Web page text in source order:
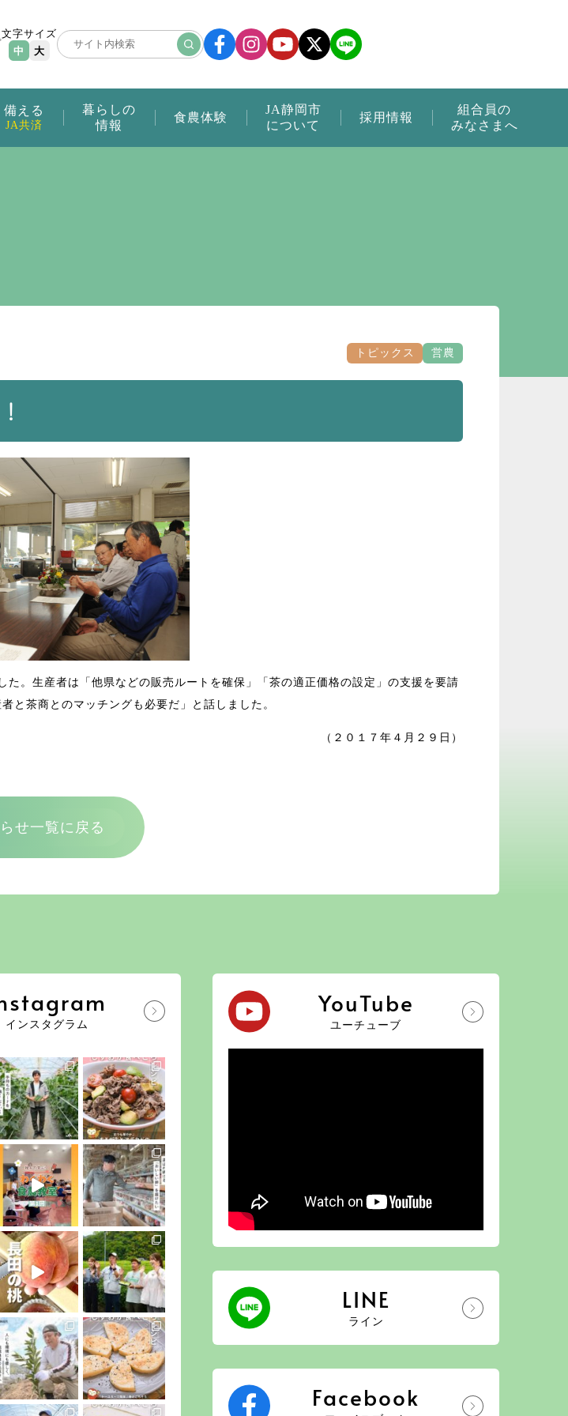
備える
JA共済
暮らしの
情報
食農体験
JA静岡市
について
採用情報
組合員の
みなさまへ
文字サイズ
中
大
トピックス 営農
。生産者は「他県などの販売ルートを確保」「茶の適正価格の設定」の支援を要請
と茶商とのマッチングも必要だ」と話しました。
（２０１７年４月２９日）
せ一覧に戻る
インスタグラム
YouTube
ユーチューブ
LINE
ライン
Facebook